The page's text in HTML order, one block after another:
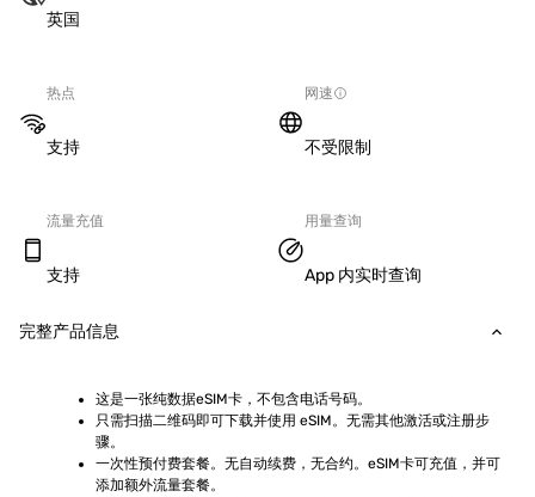
英国
热点
支持
网速
不受限制
流量充值
支持
用量查询
App 内实时查询
完整产品信息
这是一张纯数据eSIM卡，不包含电话号码。
只需扫描二维码即可下载并使用 eSIM。无需其他激活或注册步
骤。
一次性预付费套餐。无自动续费，无合约。eSIM卡可充值，并可
添加额外流量套餐。